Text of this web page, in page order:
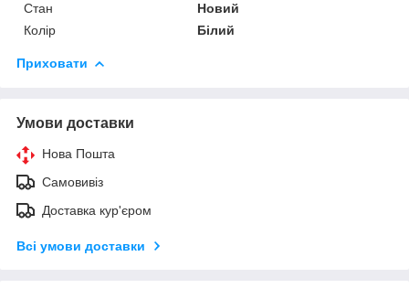
Стан
Новий
Колір
Білий
Приховати
Умови доставки
Нова Пошта
Самовивіз
Доставка кур'єром
Всі умови доставки